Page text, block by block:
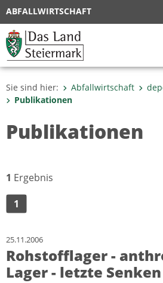
ABFALLWIRTSCHAFT
Sie sind hier: Abfallwirtschaft
Publikationen
Publikationen
1 Ergebnis
1
25.11.2006
Rohstofflager -
Lager - letzte Senken